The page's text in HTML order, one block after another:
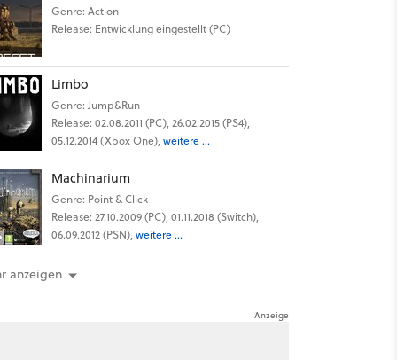
Genre: Action
Release: Entwicklung eingestellt (PC)
Limbo
Genre: Jump&Run
Release: 02.08.2011 (PC), 26.02.2015 (PS4),
05.12.2014 (Xbox One), weitere ...
Machinarium
Genre: Point & Click
Release: 27.10.2009 (PC), 01.11.2018 (Switch),
06.09.2012 (PSN), weitere ...
anzeigen